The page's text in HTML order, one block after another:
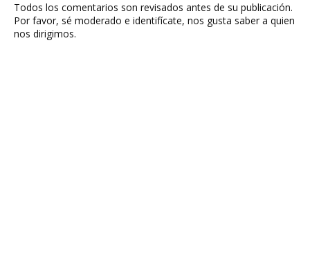
Todos los comentarios son revisados antes de su publicación.
Por favor, sé moderado e identifícate, nos gusta saber a quien
nos dirigimos.